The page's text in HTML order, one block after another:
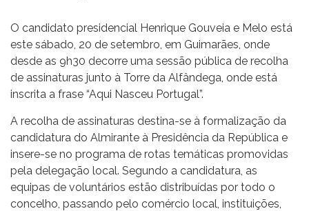
O candidato presidencial Henrique Gouveia e Melo está
este sábado, 20 de setembro, em Guimarães, onde
desde as 9h30 decorre uma sessão pública de recolha
de assinaturas junto à Torre da Alfândega, onde está
inscrita a frase “Aqui Nasceu Portugal”.
A recolha de assinaturas destina-se à formalização da
candidatura do Almirante à Presidência da República e
insere-se no programa de rotas temáticas promovidas
pela delegação local. Segundo a candidatura, as
equipas de voluntários estão distribuídas por todo o
concelho, passando pelo comércio local, instituições,